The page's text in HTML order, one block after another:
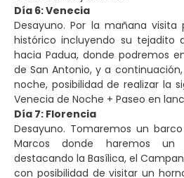
Día 6: Venecia
Desayuno. Por la mañana
histórico incluyendo su tejadito
hacia Padua, donde podremos
de San Antonio, y a
noche, posibilidad de realizar la
Venecia de Noche + Paseo en
Día 7: Florencia
Desayuno. Tomaremos un
Marcos donde haremos
destacando la Basílica, el
con posibilidad de visitar un